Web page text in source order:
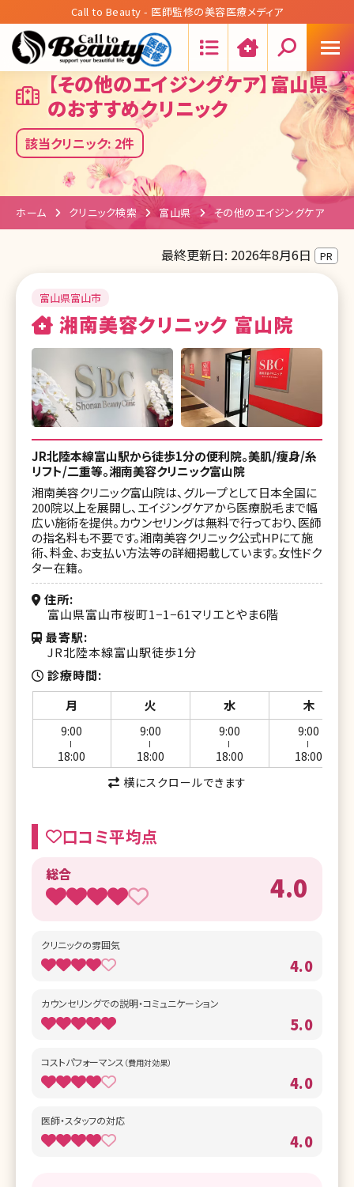
Call to Beauty - 医師監修の美容医療メディア
【その他のエイジングケア】富山県
のおすすめクリニック
該当クリニック: 2件
ホーム クリニック検索 富山県 その他のエイジングケア
最終更新日: 2026年8月6日 PR
富山県富山市
湘南美容クリニック 富山院
JR北陸本線富山駅から徒歩1分の便利院。美肌/痩身/糸
リフト/二重等。湘南美容クリニック富山院
湘南美容クリニック富山院は、グループとして日本全国に
200院以上を展開し、エイジングケアから医療脱毛まで幅
広い施術を提供。カウンセリングは無料で行っており、医師
の指名料も不要です。湘南美容クリニック公式HPにて施
術、料金、お支払い方法等の詳細掲載しています。女性ドク
ター在籍。
住所
富山県富山市桜町1−1−61マリエとやま6階
最寄駅
JR北陸本線富山駅徒歩1分
診療時間
月
火 水 木
9:00
18:00
9:00
18:00
9:00
18:00
9:00
18:00
横にスクロールできます
口コミ平均点
総合 4.0
クリニックの雰囲気
4.0
カウンセリングでの説明・コミュニケーション
5.0
コストパフォーマンス （費用対効果）
4.0
医師・スタッフの対応
4.0